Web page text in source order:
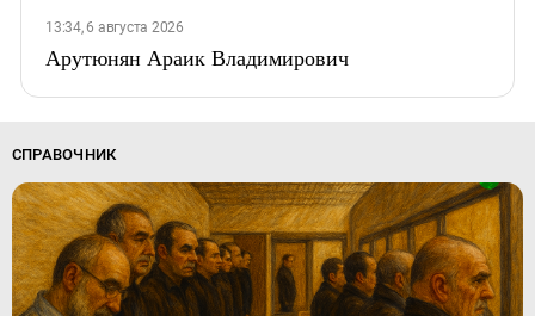
13:34, 6 августа 2026
Арутюнян Араик Владимирович
СПРАВОЧНИК